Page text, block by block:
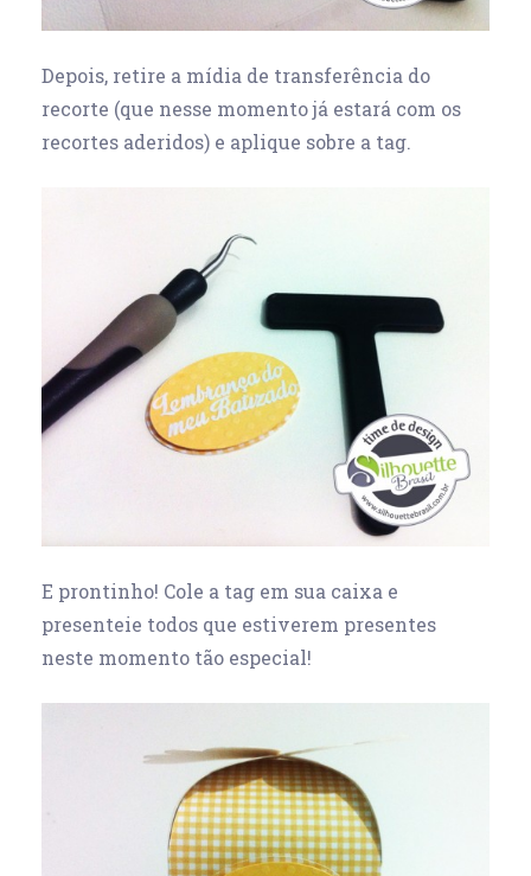
Depois, retire a mídia de transferência do
recorte (que nesse momento já estará com os
recortes aderidos) e aplique sobre a tag.
E prontinho! Cole a tag em sua caixa e
presenteie todos que estiverem presentes
neste momento tão especial!